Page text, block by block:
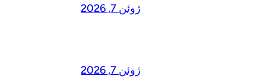
ژوئن 7, 2026
ژوئن 7, 2026